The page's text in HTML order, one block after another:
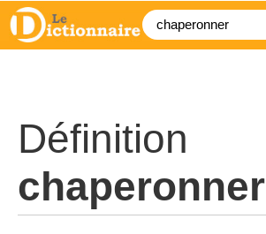
Définition
chaperonner